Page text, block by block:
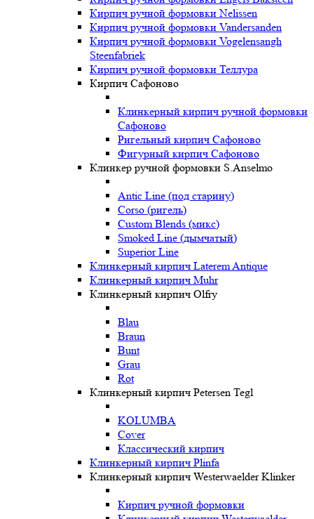
Кирпич ручной формовки Nelissen
Кирпич ручной формовки Vandersanden
Кирпич ручной формовки Vogelensangh
Steenfabriek
Кирпич ручной формовки Теллура
Кирпич Сафоново
Клинкерный кирпич ручной формовки
Сафоново
Ригельный кирпич Сафоново
Фигурный кирпич Сафоново
Клинкер ручной формовки S.Anselmo
Antic Line (под старину)
Corso (ригель)
Custom Blends (микс)
Smoked Line (дымчатый)
Superior Line
Клинкерный кирпич Laterem Antique
Клинкерный кирпич Muhr
Клинкерный кирпич Olfry
Blau
Braun
Bunt
Grau
Rot
Клинкерный кирпич Petersen Tegl
KOLUMBA
Cover
Классический кирпич
Клинкерный кирпич Plinfa
Клинкерный кирпич Westerwaelder Klinker
Кирпич ручной формовки